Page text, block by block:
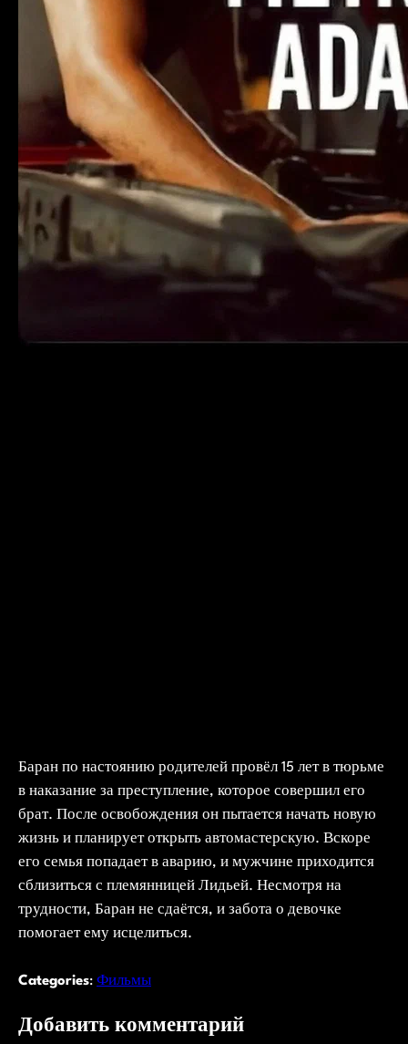
Баран по настоянию родителей провёл 15 лет в тюрьме
в наказание за преступление, которое совершил его
брат. После освобождения он пытается начать новую
жизнь и планирует открыть автомастерскую. Вскоре
его семья попадает в аварию, и мужчине приходится
сблизиться с племянницей Лидьей. Несмотря на
трудности, Баран не сдаётся, и забота о девочке
помогает ему исцелиться.
Categories: Фильмы
Добавить комментарий